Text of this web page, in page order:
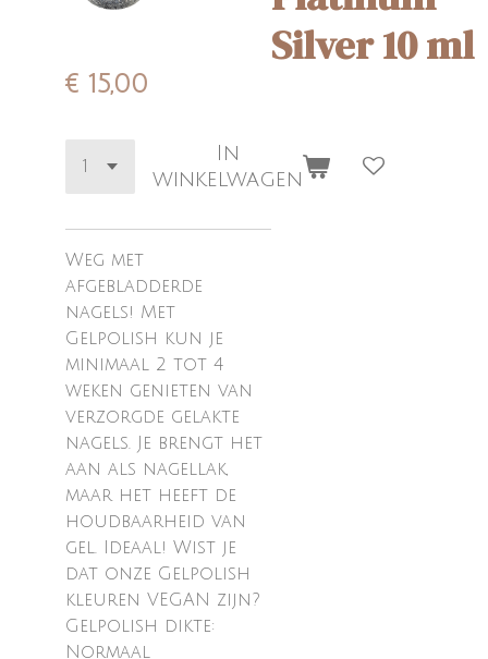
Silver 10 ml
€ 15,00
In
winkelwagen
Weg met
afgebladderde
nagels! Met
Gelpolish kun je
minimaal 2 tot 4
weken genieten van
verzorgde gelakte
nagels. Je brengt het
aan als nagellak,
maar het heeft de
houdbaarheid van
gel. Ideaal! Wist je
dat onze Gelpolish
kleuren VEGAN zijn?
Gelpolish dikte:
Normaal